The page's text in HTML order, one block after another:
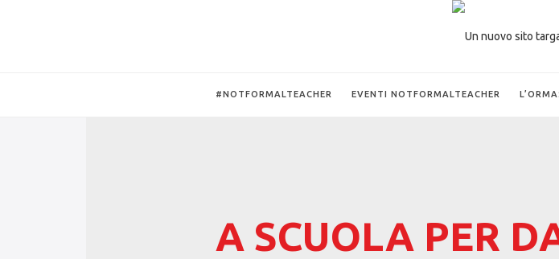
#NOTFORMALTEACHER EVENTI NOTFORMALTEACHER
A SCUOLA PER